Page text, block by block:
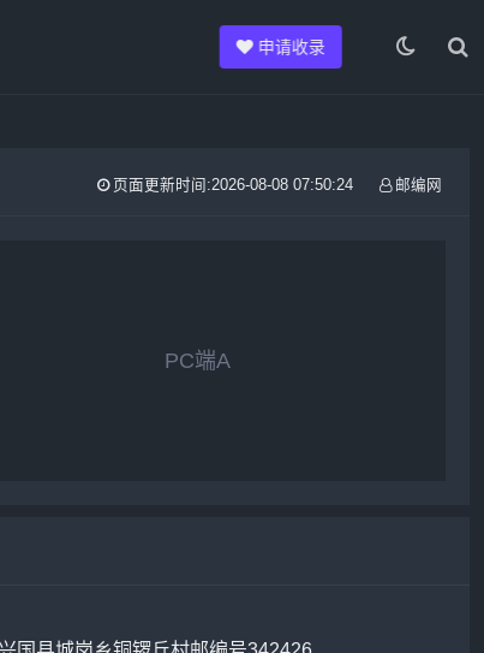
申请收录
页面更新时间:2026-08-08 07:50:24 邮编网
PC端A